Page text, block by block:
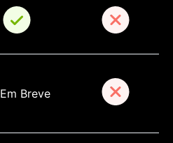
Em Breve